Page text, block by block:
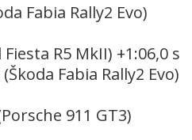
Fabia Rally2 Evo)
R5 MkII) +1:06,0 s
Fabia Rally2 Evo)
911 GT3)